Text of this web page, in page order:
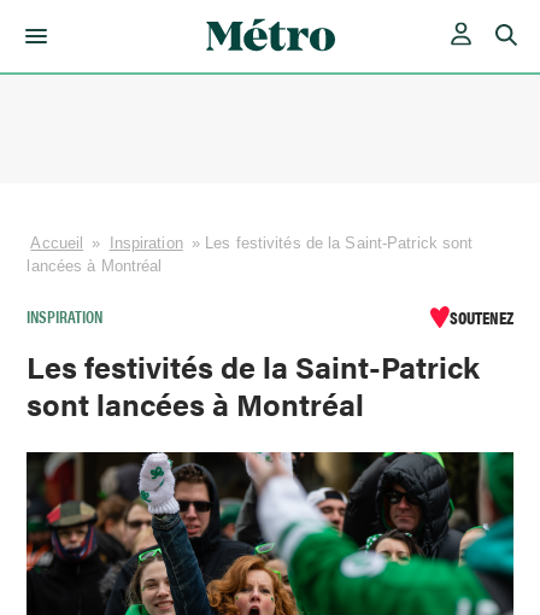
Accueil » Inspiration » Les festivités de la Saint-Patrick sont
lancées à Montréal
INSPIRATION SOUTENEZ
Les festivités de la Saint-Patrick
sont lancées à Montréal